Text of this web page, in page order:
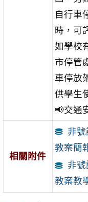
自行車
時，可
如學校
市停管
車停放
供學生
📢交通
相關附件
非
教案簡
非
教案教